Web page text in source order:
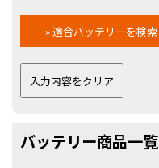
バッテリー商品一覧